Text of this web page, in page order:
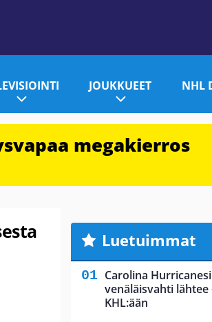
JOUKKUEET NHL
megakierros
Luetuimmat
Carolina
venäläisvahti lähtee
KHL:ään